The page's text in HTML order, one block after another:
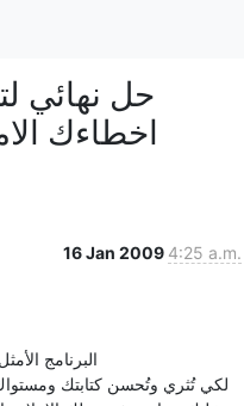
اخطاءك
16 Jan 2009 4:25 a.m.